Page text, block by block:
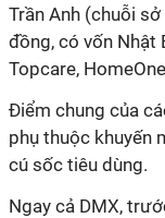
Trần Anh (chuỗi
đồng, có vốn Nhật
Topcare,
Điểm chung của
phụ thuộc khuyến
cú sốc tiêu dùng.
Ngay cả DMX,